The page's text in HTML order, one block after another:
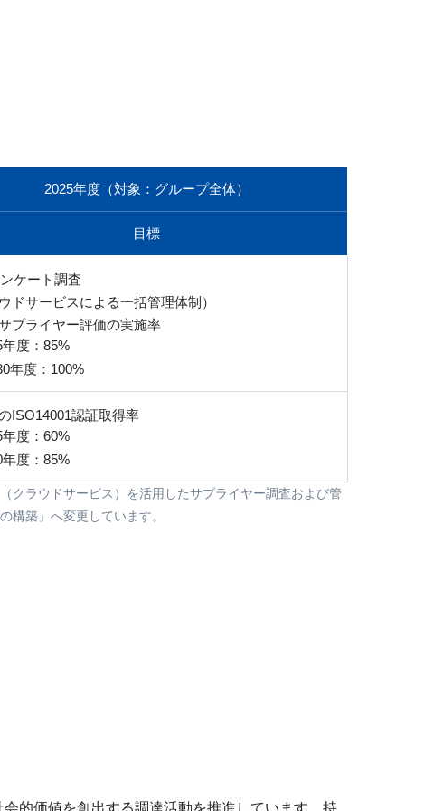
2025年度（対象：グループ全体）
目標
ケート調査
ウドサービスによる一括管理体制）
プライヤー評価の実施率
年度：85%
年度：100%
ISO14001認証取得率
年度：60%
年度：85%
クラウドサービス）を活用したサプライヤー調査および管
構築」へ変更しています。